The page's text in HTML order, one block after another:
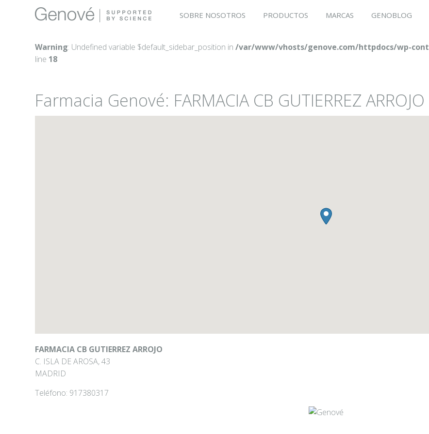
SOBRE NOSOTROS PRODUCTOS MARCAS GENOBLOG
Warning: Undefined variable $default_sidebar_position in /var/www/vhosts/genove.com/httpdocs/wp-
line 18
Farmacia Genové: FARMACIA CB GUTIERREZ ARROJO
FARMACIA CB GUTIERREZ ARROJO
C. ISLA DE AROSA, 43
MADRID
Teléfono: 917380317